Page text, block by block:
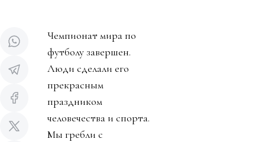
Чемпионат мира по
футболу завершен.
Люди сделали его
прекрасным
праздником
человечества и спорта.
Мы гребли с